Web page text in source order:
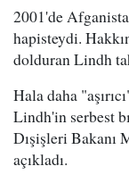
2001'de
hapisteydi.
dolduran Lindh
Hala daha
Lindh'in serbest
Dışişleri Bakanı
açıkladı.